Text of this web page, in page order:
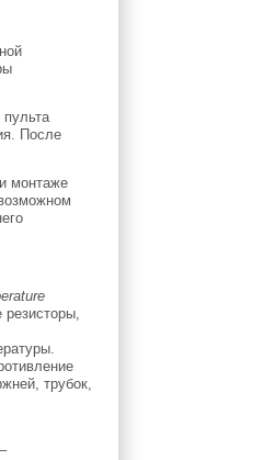
После
монтаже
трубок,